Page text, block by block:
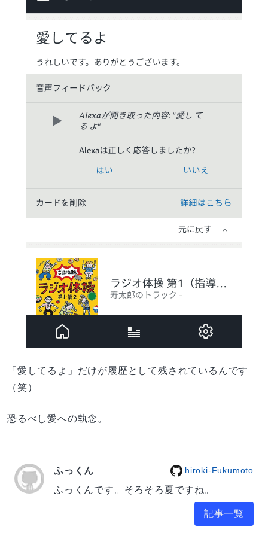
「愛してるよ」だけが履歴として残されているんです
（笑）
恐るべし愛への執念。
ふっくん hiroki-Fukumoto
ふっくんです。そろそろ夏ですね。
記事一覧